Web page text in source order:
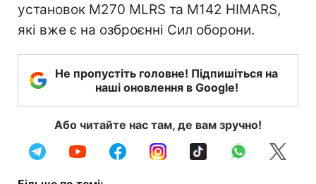
установок M270 MLRS та M142 HIMARS,
які вже є на озброєнні Сил оборони.
Не пропустіть головне! Підпишіться на
наші оновлення в Google!
Або читайте нас там, де вам зручно!